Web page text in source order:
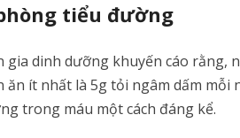
tiểu đường
gia dinh dưỡng khuyến cáo
ăn ít nhất là 5g tỏi ngâm dấm mỗi
trong máu một cách đáng kể.